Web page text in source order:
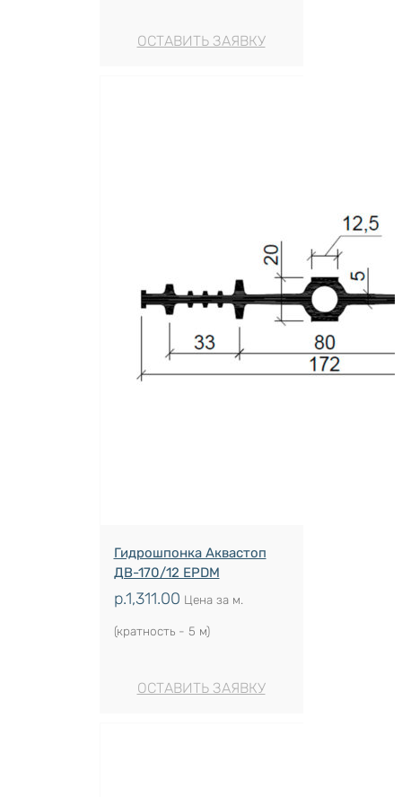
ОСТАВИТЬ ЗАЯВКУ
Гидрошпонка Аквастоп
ДВ-170/12 EPDM
р.1,311.00 Цена за м.
(кратность - 5 м)
ОСТАВИТЬ ЗАЯВКУ